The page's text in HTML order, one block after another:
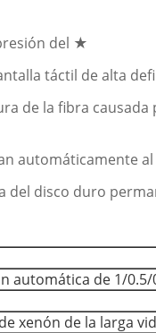
del ★
táctil de alta
de la fibra
automáticamente
del disco duro
automática de 1/0.5/
xenón de la larga